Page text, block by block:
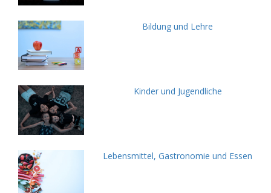
Bildung und Lehre
Kinder und Jugendliche
Lebensmittel, Gastronomie und Essen